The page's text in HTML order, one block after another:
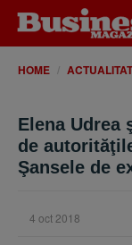
HOME
Elena Udrea
de
Şansele de
4 oct 2018